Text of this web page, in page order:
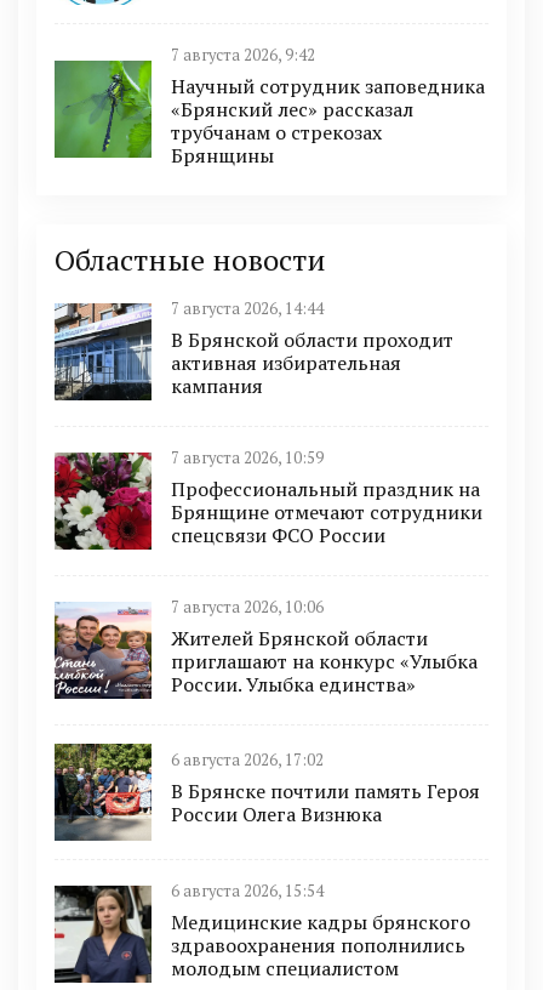
7 августа 2026, 9:42
Научный сотрудник заповедника
«Брянский лес» рассказал
трубчанам о стрекозах
Брянщины
Областные новости
7 августа 2026, 14:44
В Брянской области проходит
активная избирательная
кампания
7 августа 2026, 10:59
Профессиональный праздник на
Брянщине отмечают сотрудники
спецсвязи ФСО России
7 августа 2026, 10:06
Жителей Брянской области
приглашают на конкурс «Улыбка
России. Улыбка единства»
6 августа 2026, 17:02
В Брянске почтили память Героя
России Олега Визнюка
6 августа 2026, 15:54
Медицинские кадры брянского
здравоохранения пополнились
молодым специалистом